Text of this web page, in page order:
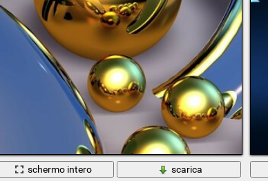
schermo intero
scarica